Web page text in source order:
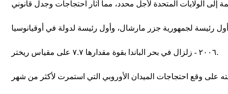
٢٠٠٦ - زلزال في بحر الباندا بقوة مقدارها ٧.٧ على مقياس ريختر.